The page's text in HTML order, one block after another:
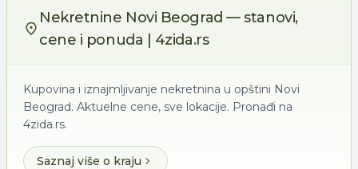
Nekretnine Novi Beograd — stanovi,
cene i ponuda | 4zida.rs
Kupovina i iznajmljivanje nekretnina u opštini Novi
Beograd. Aktuelne cene, sve lokacije. Pronađi na
4zida.rs.
Saznaj više o kraju